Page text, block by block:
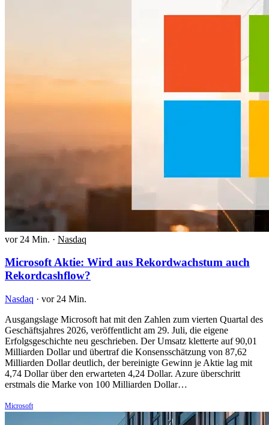
vor 24 Min. · Nasdaq
Microsoft Aktie: Wird aus Rekordwachstum auch
Rekordcashflow?
Nasdaq · vor 24 Min.
Ausgangslage Microsoft hat mit den Zahlen zum vierten Quartal des
Geschäftsjahres 2026, veröffentlicht am 29. Juli, die eigene
Erfolgsgeschichte neu geschrieben. Der Umsatz kletterte auf 90,01
Milliarden Dollar und übertraf die Konsensschätzung von 87,62
Milliarden Dollar deutlich, der bereinigte Gewinn je Aktie lag mit
4,74 Dollar über den erwarteten 4,24 Dollar. Azure überschritt
erstmals die Marke von 100 Milliarden Dollar…
Microsoft